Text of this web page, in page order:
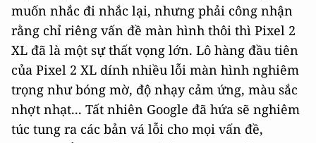
muốn nhắc đi nhắc lại, nhưng phải công nhận
rằng chỉ riêng vấn đề màn hình thôi thì Pixel 2
XL đã là một sự thất vọng lớn. Lô hàng đầu tiên
của Pixel 2 XL dính nhiều lỗi màn hình nghiêm
trọng như bóng mờ, độ nhạy cảm ứng, màu sắc
nhợt nhạt... Tất nhiên Google đã hứa sẽ nghiêm
túc tung ra các bản vá lỗi cho mọi vấn đề,